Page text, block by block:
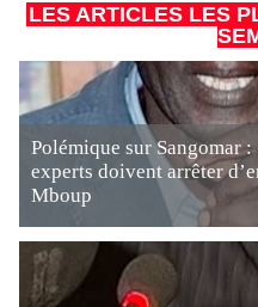
LES ARTICLES LES
Polémique sur Sangomar
experts doivent arrêter
Mboup